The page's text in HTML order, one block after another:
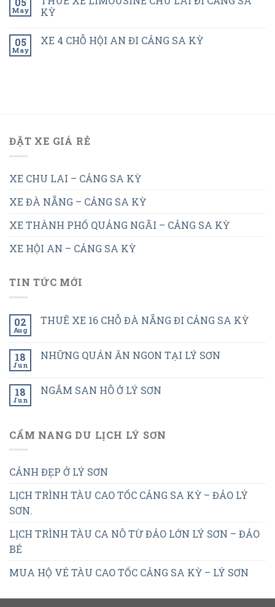
May
KỲ
05
May
XE 4 CHỖ HỘI AN ĐI CẢNG SA KỲ
ĐẶT XE GIÁ RẺ
XE CHU LAI – CẢNG SA KỲ
XE ĐÀ NẴNG – CẢNG SA KỲ
XE THÀNH PHỐ QUẢNG NGÃI – CẢNG SA KỲ
XE HỘI AN – CẢNG SA KỲ
TIN TỨC MỚI
02
Aug
THUÊ XE 16 CHỖ ĐÀ NẴNG ĐI CẢNG SA KỲ
18
Jun
NHỮNG QUÁN ĂN NGON TẠI LÝ SƠN
18
Jun
NGẮM SAN HÔ Ở LÝ SƠN
CẨM NANG DU LỊCH LÝ SƠN
CẢNH ĐẸP Ở LÝ SƠN
LỊCH TRÌNH TÀU CAO TỐC CẢNG SA KỲ – ĐẢO LÝ
SƠN.
LỊCH TRÌNH TÀU CA NÔ TỪ ĐẢO LỚN LÝ SƠN – ĐẢO
BÉ
MUA HỘ VÉ TÀU CAO TỐC CẢNG SA KỲ – LÝ SƠN